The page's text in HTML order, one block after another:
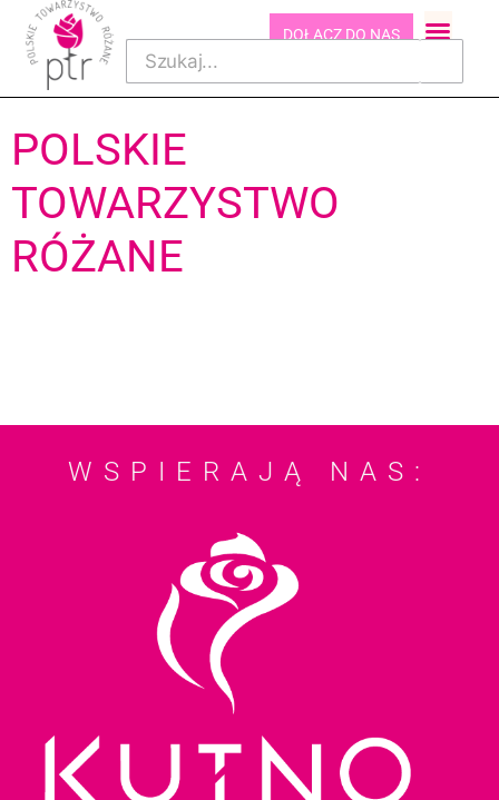
DOŁĄCZ DO NAS
POLSKIE
TOWARZYSTWO
RÓŻANE
WSPIERAJĄ NAS: